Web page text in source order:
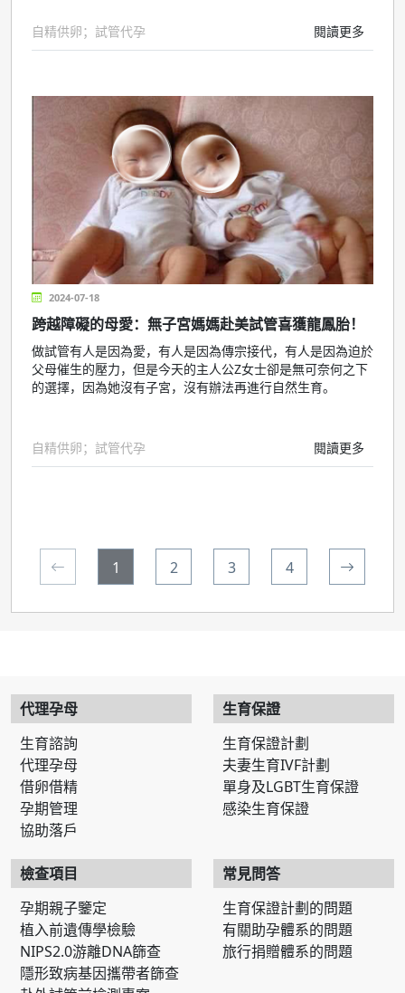
自精供卵；試管代孕 閱讀更多
2024-07-18
跨越障礙的母愛：無子宮媽媽赴美試管喜獲龍鳳胎！
做試管有人是因為愛，有人是因為傳宗接代，有人是因為迫於
父母催生的壓力，但是今天的主人公Z女士卻是無可奈何之下
的選擇，因為她沒有子宮，沒有辦法再進行自然生育。
自精供卵；試管代孕 閱讀更多
1 2 3 4
代理孕母
生育諮詢
代理孕母
借卵借精
孕期管理
協助落戶
生育保證
生育保證計劃
夫妻生育IVF計劃
單身及LGBT生育保證
感染生育保證
檢查項目
孕期親子鑒定
植入前遺傳學檢驗
NIPS2.0游離DNA篩查
隱形致病基因攜帶者篩查
常見問答
生育保證計劃的問題
有關助孕體系的問題
旅行捐贈體系的問題